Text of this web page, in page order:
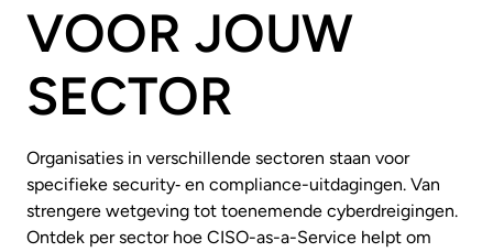
VOOR JOUW
SECTOR
Organisaties in verschillende sectoren staan voor
specifieke security‑ en compliance-uitdagingen. Van
strengere wetgeving tot toenemende cyberdreigingen.
Ontdek per sector hoe CISO-as-a-Service helpt om